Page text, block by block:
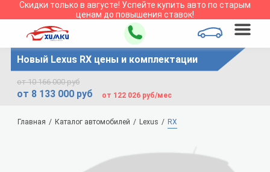
Скидки только в августе! Успейте купить авто по старым
ценам до повышения ставок!
Новый Lexus RX цены и комплектации
от 10 166 000 руб
от 8 133 000 руб от 122 026 руб/мес
Главная Каталог автомобилей Lexus RX